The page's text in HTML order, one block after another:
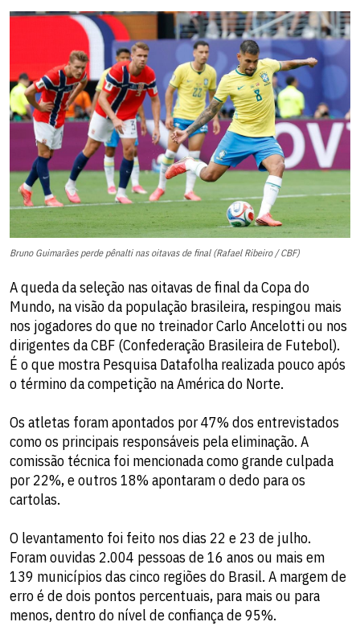
Bruno Guimarães perde pênalti nas oitavas de final (Rafael Ribeiro / CBF)
A queda da seleção nas oitavas de final da Copa do
Mundo, na visão da população brasileira, respingou mais
nos jogadores do que no treinador Carlo Ancelotti ou nos
dirigentes da CBF (Confederação Brasileira de Futebol).
É o que mostra Pesquisa Datafolha realizada pouco após
o término da competição na América do Norte.
Os atletas foram apontados por 47% dos entrevistados
como os principais responsáveis pela eliminação. A
comissão técnica foi mencionada como grande culpada
por 22%, e outros 18% apontaram o dedo para os
cartolas.
O levantamento foi feito nos dias 22 e 23 de julho.
Foram ouvidas 2.004 pessoas de 16 anos ou mais em
139 municípios das cinco regiões do Brasil. A margem de
erro é de dois pontos percentuais, para mais ou para
menos, dentro do nível de confiança de 95%.